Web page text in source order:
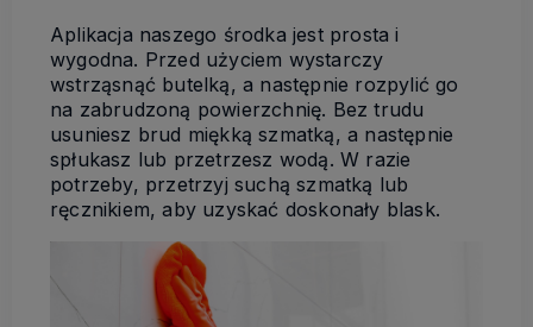
Aplikacja naszego środka jest prosta i
wygodna. Przed użyciem wystarczy
wstrząsnąć butelką, a następnie rozpylić go
na zabrudzoną powierzchnię. Bez trudu
usuniesz brud miękką szmatką, a następnie
spłukasz lub przetrzesz wodą. W razie
potrzeby, przetrzyj suchą szmatką lub
ręcznikiem, aby uzyskać doskonały blask.